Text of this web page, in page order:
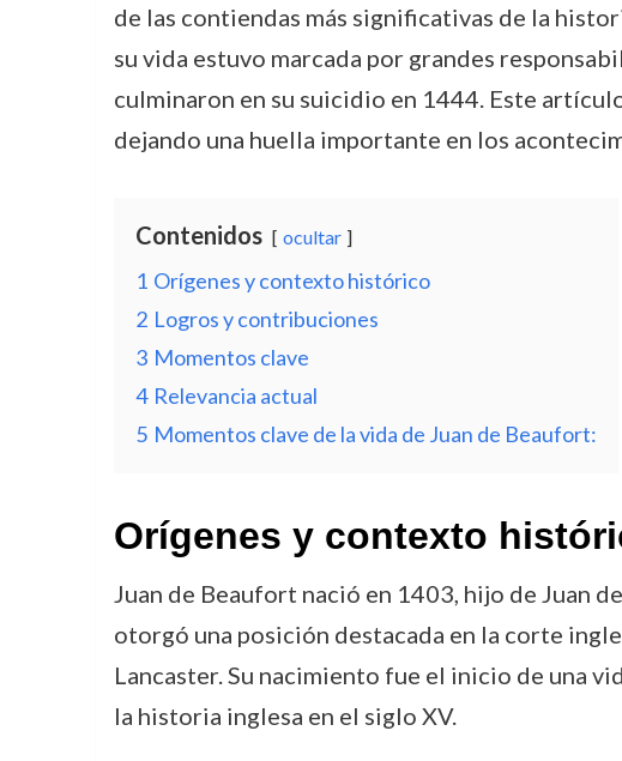
de las contiendas más significativas de la
su vida estuvo marcada por grandes
culminaron en su suicidio en 1444. Este
dejando una huella importante en los
Contenidos ocultar
1 Orígenes y contexto histórico
2 Logros y contribuciones
3 Momentos clave
4 Relevancia actual
5 Momentos clave de la vida de Juan de Beaufort:
Orígenes y contexto
Juan de Beaufort nació en 1403, hijo de Juan
otorgó una posición destacada en la corte
Lancaster. Su nacimiento fue el inicio de una
la historia inglesa en el siglo XV.